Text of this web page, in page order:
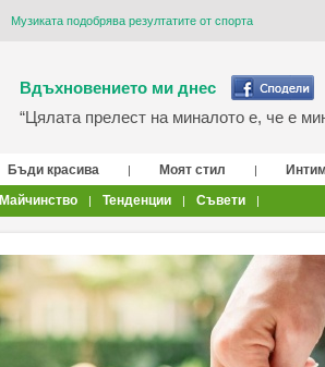
Музиката подобрява резултатите от спорта
Вдъхновението ми днес
“Цялата прелест на миналото е, че е
Бъди красива | Моят стил |
Майчинство | Тенденции | Съвети |